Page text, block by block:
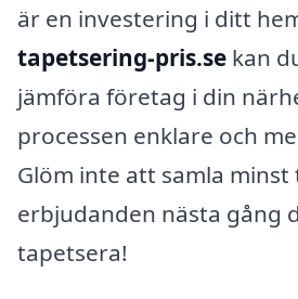
är en investering i ditt
tapetsering-pris.se kan
jämföra företag i din
processen enklare och
Glöm inte att samla minst
erbjudanden nästa gång
tapetsera!